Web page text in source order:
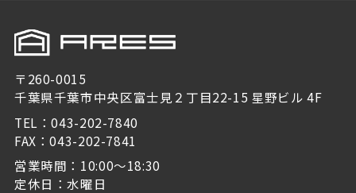
〒260-0015
千葉県千葉市中央区富士見２丁目22-15 星野ビル 4F
TEL：043-202-7840
FAX：043-202-7841
営業時間：10:00～18:30
定休日：水曜日